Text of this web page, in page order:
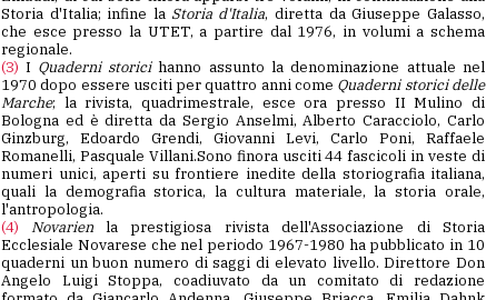
Storia d'Italia; infine la Storia d'Italia, diretta da Giuseppe Galasso,
che esce presso la UTET, a partire dal 1976, in volumi a schema
regionale.
(3) I Quaderni storicihanno assunto la denominazione attuale nel
1970 dopo essere usciti per quattro anni come Quaderni storici delle
Marche; la rivista, quadrimestrale, esce ora presso II Mulino di
Bologna ed è diretta da Sergio Anselmi, Alberto Caracciolo, Carlo
Ginzburg, Edoardo Grendi, Giovanni Levi, Carlo Poni, Raffaele
Romanelli, Pasquale Villani.Sono finora usciti 44 fascicoli in veste di
numeri unici, aperti su frontiere inedite della storiografia italiana,
quali la demografia storica, la cultura materiale, la storia orale,
l'antropologia.
(4)
Novarien
Ecclesiale Novarese che nel periodo 1967-1980 ha pubblicato in 10
quaderni un buon numero di saggi di elevato livello. Direttore Don
Angelo Luigi Stoppa, coadiuvato da un comitato di redazione